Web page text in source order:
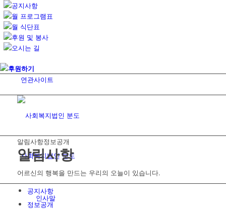
공지사항
월 프로그램표
월 식단표
후원 및 봉사
오시는 길
후원하기
연관사이트
사회복지법인 분도
인사말
알림사항정보공개
알림사항
어르신의 행복을 만드는 우리의 오늘이 있습니다.
공지사항
정보공개